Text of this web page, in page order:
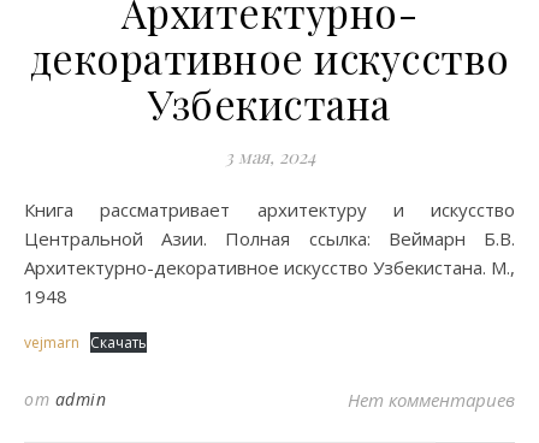
Архитектурно-
декоративное искусство
Узбекистана
3 мая, 2024
Книга рассматривает архитектуру и искусство
Центральной Азии. Полная ссылка: Веймарн Б.В.
Архитектурно-декоративное искусство Узбекистана. М.,
1948
vejmarn Скачать
от admin Нет комментариев